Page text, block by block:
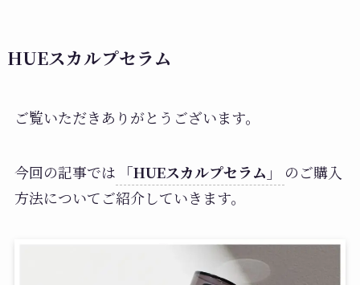
HUEスカルプセラム
ご覧いただきありがとうございます。
今回の記事では 「HUEスカルプセラム」
のご購入
方法についてご紹介していきます。